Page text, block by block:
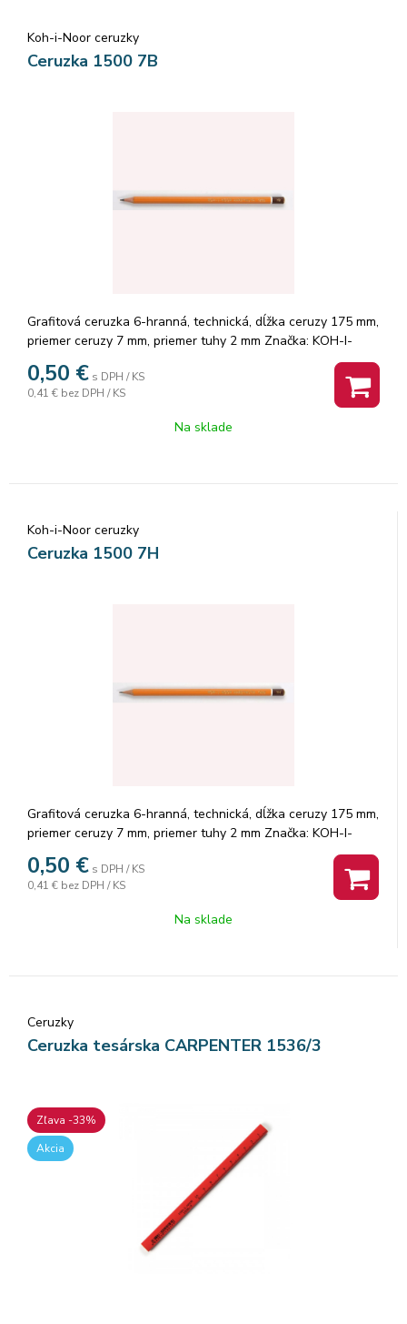
Koh-i-Noor ceruzky
Ceruzka 1500 7B
Grafitová ceruzka 6-hranná, technická, dĺžka ceruzy 175 mm,
priemer ceruzy 7 mm, priemer tuhy 2 mm Značka: KOH-I-
0,50 € s DPH / KS
0,41 € bez DPH / KS
Na sklade
Koh-i-Noor ceruzky
Ceruzka 1500 7H
Grafitová ceruzka 6-hranná, technická, dĺžka ceruzy 175 mm,
priemer ceruzy 7 mm, priemer tuhy 2 mm Značka: KOH-I-
0,50 € s DPH / KS
0,41 € bez DPH / KS
Na sklade
Ceruzky
Ceruzka tesárska CARPENTER 1536/3
Zľava -33%
Akcia